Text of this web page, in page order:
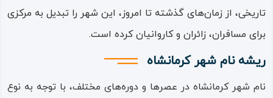
تاریخی، از زمان‌های گذشته تا امروز، این شهر را تبدیل به مرکزی
برای مسافران، زائران و کاروانیان کرده‌ است.
ریشه نام شهر کرمانشاه
نام شهر کرمانشاه در عصرها و دوره‌های مختلف، با توجه به نوع